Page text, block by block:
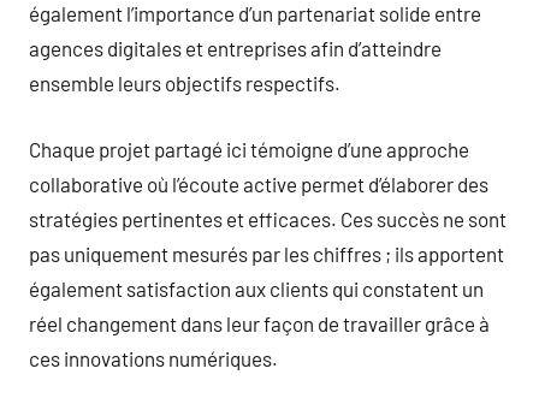
également l’importance d’un partenariat solide entre
agences digitales et entreprises afin d’atteindre
ensemble leurs objectifs respectifs.
Chaque projet partagé ici témoigne d’une approche
collaborative où l’écoute active permet d’élaborer des
stratégies pertinentes et efficaces. Ces succès ne sont
pas uniquement mesurés par les chiffres ; ils apportent
également satisfaction aux clients qui constatent un
réel changement dans leur façon de travailler grâce à
ces innovations numériques.